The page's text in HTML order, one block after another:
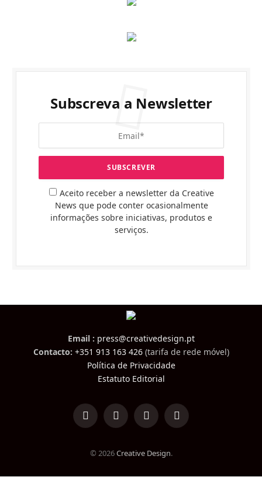
Subscreva a Newsletter
Aceito receber a newsletter da Creative
News que pode conter ocasionalmente
informações sobre iniciativas, produtos e
serviços.
Email : press@creativedesign.pt
Contacto: +351 913 163 426(tarifa de rede móvel)
Política de Privacidade
Estatuto Editorial
LinkedInFacebookInstagramTikTok
© 2026Creative Design.